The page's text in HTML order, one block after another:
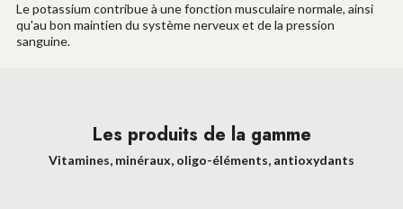
Le potassium contribue à une fonction musculaire normale, ainsi
qu'au bon maintien du système nerveux et dela pression
sanguine.
Les produits de la gamme
Vitamines, minéraux, oligo-éléments, antioxydants